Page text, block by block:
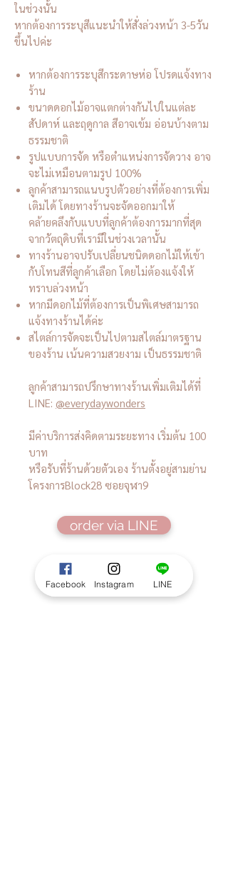
ในช่วงนั้น
หากต้องการระบุสีแนะนำให้สั่งล่วงหน้า 3-5วัน
ขึ้นไปค่ะ
หากต้องการระบุสีกระดาษห่อ โปรดแจ้งทาง
ร้าน
ขนาดดอกไม้อาจแตกต่างกันไปในแต่ละ
สัปดาห์ และฤดูกาล สีอาจเข้ม อ่อนบ้างตาม
ธรรมชาติ
รูปแบบการจัด หรือตำแหน่งการจัดวาง อาจ
จะไม่เหมือนตามรูป 100%
ลูกค้าสามารถแนบรูปตัวอย่างที่ต้องการเพิ่ม
เติมได้ โดยทางร้านจะจัดออกมาให้
คล้ายคลึงกับแบบที่ลูกค้าต้องการมากที่สุด
จากวัตถุดิบที่เรามีในช่วงเวลานั้น
ทางร้านอาจปรับเปลี่ยนชนิดดอกไม้ให้เข้า
กับโทนสีที่ลูกค้าเลือก โดยไม่ต้องแจ้งให้
ทราบล่วงหน้า
หากมีดอกไม้ที่ต้องการเป็นพิเศษสามารถ
แจ้งทางร้านได้ค่ะ
สไตล์การจัดจะเป็นไปตามสไตล์มาตรฐาน
ของร้าน เน้นความสวยงาม เป็นธรรมชาติ
ลูกค้าสามารถปรึกษาทางร้านเพิ่มเติมได้ที่
LINE: @everydaywonders
มีค่าบริการส่งคิดตามระยะทาง เริ่มต้น 100
บาท
หรือรับที่ร้านด้วยตัวเอง ร้านตั้งอยู่สามย่าน
โครงการBlock28 ซอยจุฬา9
order via LINE
RELATED PRODUCT
Facebook Instagram LINE